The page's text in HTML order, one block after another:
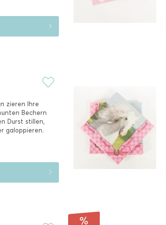
zieren Ihre
Bechern
Durst stillen,
galoppieren.